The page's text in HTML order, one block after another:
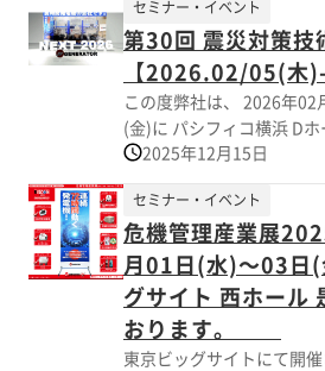
「発電機の稼働を止めず
ム」です。 IGSは 【特許庁
テムであり、 【令和5年度
注認定商品】にも認定して頂
発電機＋IGSによる【最大
機を稼働したまま給油が可
を止めずに使い続けること
す。 【ビッグレスキューかながわについて】
ビッグレスキューかながわ
医療関係機関や防災関係
施する、 医療救護活動を
総合防災訓練です。 この総合防災訓練に弊社
も出展させていただきます。 ▼出展製品
様のご来場を心よりお待
第30回 震災対策技
【2026.02/05(
セミナー・イベント
この度弊社は、 2026年02
(金)に パシフィコ横浜 D
30回「震災対策技術展」へ
災対策技術展は、 防災・
製品の最新情報を共有し
課題解決を目指す重要な展示
皆様のご来場を心よりお
す。
2025年12月15日
危機管理産業展
月01日(水)～03日(
グサイト 西ホール
おります。
セミナー・イベント
東京ビッグサイトにて開